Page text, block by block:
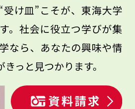
受け皿”こそが、東海大学
。社会に役立つ学びが集
なら、あなたの興味や情
っと見つかります。